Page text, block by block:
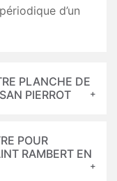
d’un
PLANCHE DE
PIERROT
POUR
RAMBERT EN